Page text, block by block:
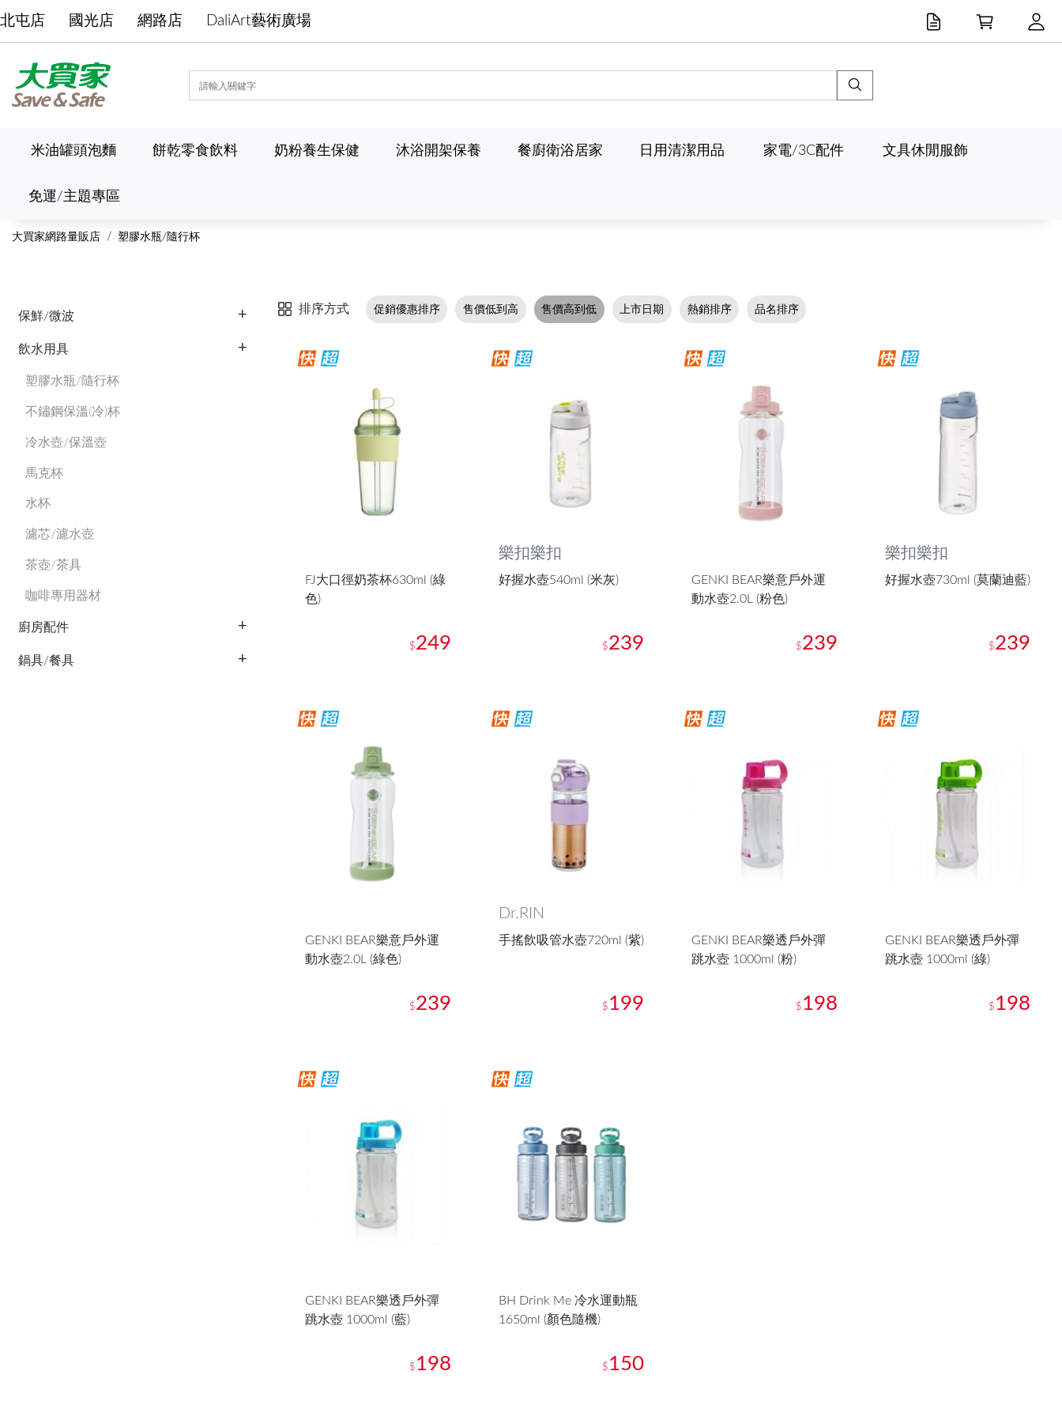
北屯店 國光店 網路店 DaliArt藝術廣場
米油罐頭泡麵 餅乾零食飲料 奶粉養生保健 沐浴開架保養 餐廚衛浴居家 日用清潔用品 家電/3C配件 文具休閒服飾
免運/主題專區
大買家網路量販店 塑膠水瓶/隨行杯
保鮮/微波
飲水用具
塑膠水瓶/隨行杯
不鏽鋼保溫(冷)杯
冷水壺/保溫壺
馬克杯
水杯
濾芯/濾水壺
茶壺/茶具
咖啡專用器材
廚房配件
鍋具/餐具
排序方式 促銷優惠排序 售價低到高 售價高到低 上市日期 熱銷排序 品名排序
FJ大口徑奶茶杯630ml (綠
色)
$249
樂扣樂扣
好握水壺540ml (米灰)
$239
GENKI BEAR樂意戶外運
動水壺2.0L (粉色)
$239
樂扣樂扣
好握水壺730ml (莫蘭迪藍)
$239
GENKI BEAR樂意戶外運
動水壺2.0L (綠色)
$239
Dr.RIN
手搖飲吸管水壺720ml (紫)
$ 199
GENKI BEAR樂透戶外彈
跳水壺 1000ml (粉)
$ 198
GENKI BEAR樂透戶外彈
跳水壺 1000ml (綠)
$ 198
GENKI BEAR樂透戶外彈
跳水壺 1000ml (藍)
$ 198
BH Drink Me 冷水運動瓶
1650ml (顏色隨機)
$ 150